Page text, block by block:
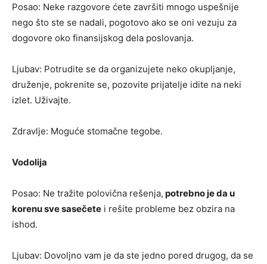
Posao: Neke razgovore ćete završiti mnogo uspešnije
nego što ste se nadali, pogotovo ako se oni vezuju za
dogovore oko finansijskog dela poslovanja.
Ljubav: Potrudite se da organizujete neko okupljanje,
druženje, pokrenite se, pozovite prijatelje idite na neki
izlet. Uživajte.
Zdravlje: Moguće stomačne tegobe.
Vodolija
Posao: Ne tražite polovična rešenja, potrebno je da u
korenu sve sasečete i rešite probleme bez obzira na
ishod.
Ljubav: Dovoljno vam je da ste jedno pored drugog, da se